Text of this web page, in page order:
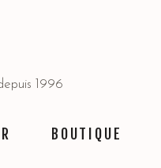
1996
BOUTIQUE